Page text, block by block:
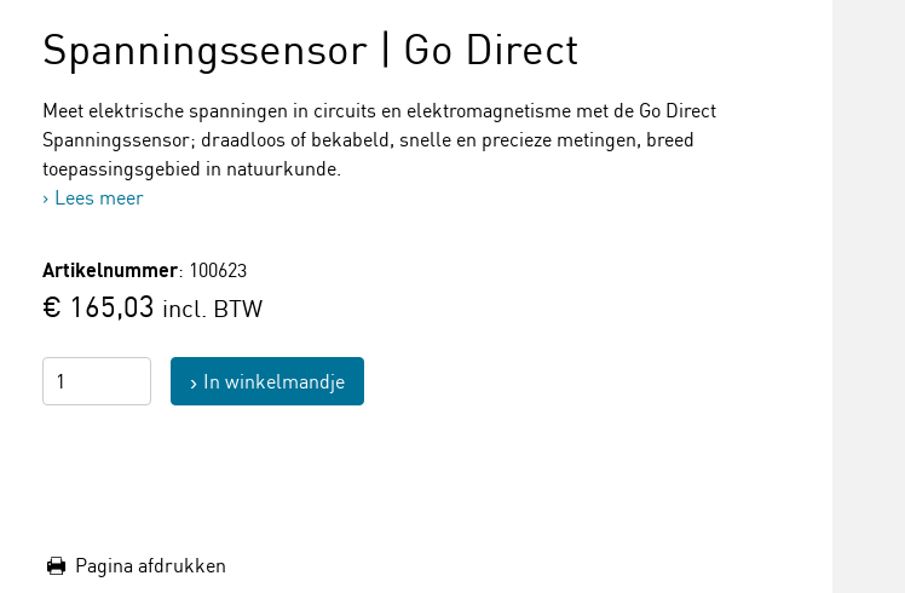
Spanningssensor | Go Direct
Meet elektrische spanningen in circuits en elektromagnetisme met de Go Direct
Spanningssensor; draadloos of bekabeld, snelle en precieze metingen, breed
toepassingsgebied in natuurkunde.
Lees meer
Artikelnummer: 100623
€ 165,03 incl. BTW
In winkelmandje
Pagina afdrukken